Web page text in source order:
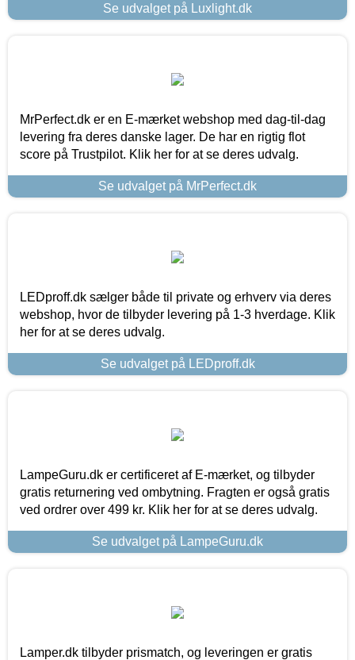
Se udvalget på Luxlight.dk
MrPerfect.dk er en E-mærket webshop med dag-til-dag
levering fra deres danske lager. De har en rigtig flot
score på Trustpilot. Klik her for at se deres udvalg.
Se udvalget på MrPerfect.dk
LEDproff.dk sælger både til private og erhverv via deres
webshop, hvor de tilbyder levering på 1-3 hverdage. Klik
her for at se deres udvalg.
Se udvalget på LEDproff.dk
LampeGuru.dk er certificeret af E-mærket, og tilbyder
gratis returnering ved ombytning. Fragten er også gratis
ved ordrer over 499 kr. Klik her for at se deres udvalg.
Se udvalget på LampeGuru.dk
Lamper.dk tilbyder prismatch, og leveringen er gratis